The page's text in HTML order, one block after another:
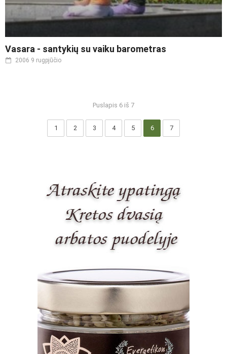
Vasara - santykių su vaiku barometras
2006 9 rugpjūčio
Puslapis 6 iš 7
1 2 3 4 5 6 7